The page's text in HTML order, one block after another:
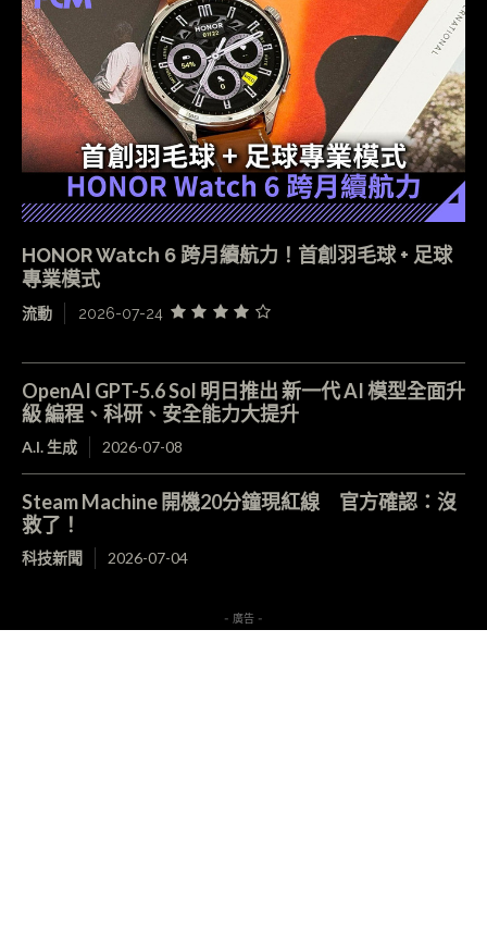
HONOR Watch 6 跨月續航力！首創羽毛球 + 足球
專業模式
流動 2026-07-24
OpenAI GPT-5.6 Sol 明日推出 新一代 AI 模型全面升
級 編程、科研、安全能力大提升
A.I. 生成 2026-07-08
Steam Machine 開機20分鐘現紅線 官方確認：沒
救了！
科技新聞 2026-07-04
- 廣告 -